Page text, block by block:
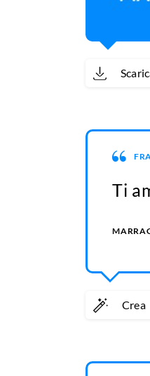
Ti
Crea